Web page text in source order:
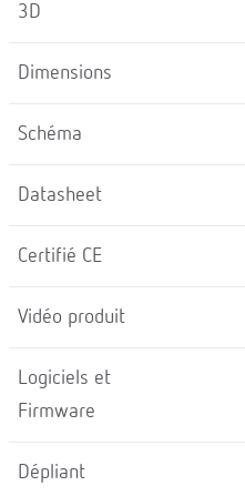
3D
Dimensions
Schéma
Datasheet
Certifié CE
Vidéo produit
Logiciels et
Firmware
Dépliant